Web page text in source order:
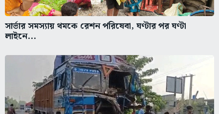
সার্ভার সমস্যায় থমকে রেশন পরিষেবা, ঘণ্টার পর ঘণ্টা
লাইনে...